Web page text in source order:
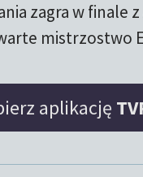
zagra w finale
mistrzostwo
aplikację